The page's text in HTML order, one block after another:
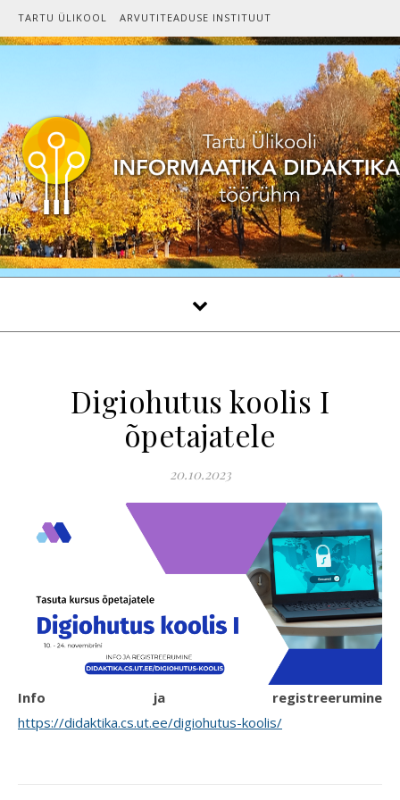
Skip to content
TARTU ÜLIKOOL ARVUTITEADUSE INSTITUUT
Digiohutus koolis I
õpetajatele
20.10.2023
Info ja registreerumine
https://didaktika.cs.ut.ee/digiohutus-koolis/